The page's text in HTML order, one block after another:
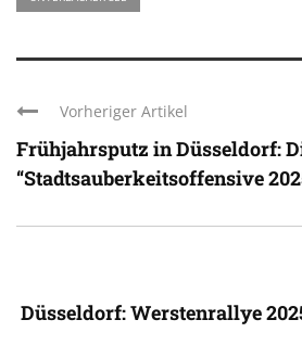
Vorheriger Artikel
Frühjahrsputz in Düsseldorf:
“Stadtsauberkeitsoffensive
Düsseldorf: Werstenrallye